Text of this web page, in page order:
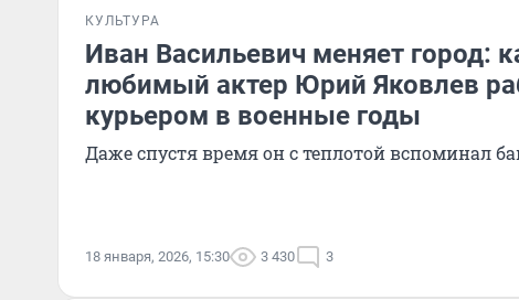
КУЛЬТУРА
Иван Васильевич меняет город:
любимый актер Юрий Яковлев
курьером в военные годы
Даже спустя время он с теплотой вспоминал
18 января, 2026, 15:30 3 430 3